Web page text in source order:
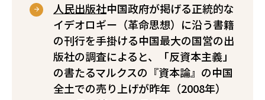
人民出版社――中国政府が掲げる正統的な
イデオロギー（革命思想）に沿う書籍
の刊行を手掛ける中国最大の国営の出
版社――の調査によると、「反資本主義」
の書たるマルクスの『資本論』の中国
全土での売り上げが昨年（2008年）